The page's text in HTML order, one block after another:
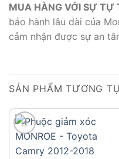
MUA HÀNG VỚI SỰ TỰ
bảo hành lâu dài của
cảm nhận được sự an
SẢN PHẨM TƯƠNG
add